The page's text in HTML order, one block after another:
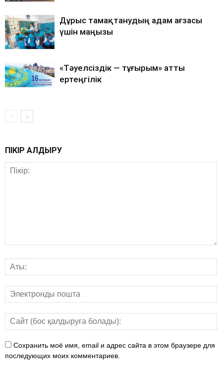
Дұрыс тамақтанудың адам ағзасы
үшін маңызы
«Тәуелсіздік — тұғырым» атты
ертеңгілік
ПІКІР ҚАЛДЫРУ
Сохранить моё имя, email и адрес сайта в этом браузере для
последующих моих комментариев.